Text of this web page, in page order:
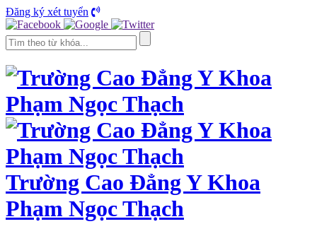
Đăng ký xét tuyển
Trường Cao Đẳng Y Khoa
Phạm Ngọc Thạch